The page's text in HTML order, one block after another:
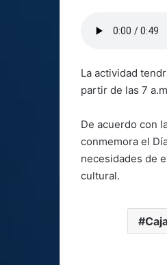
La actividad
partir de las 7
De acuerdo con
conmemora el
necesidades de
cultural.